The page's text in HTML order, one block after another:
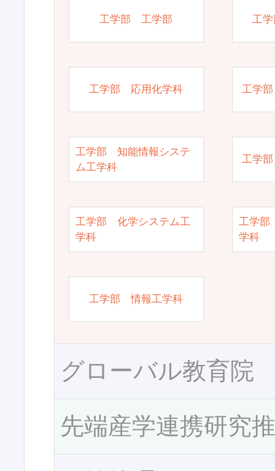
工学部 工学部 工
工学部 応用化学科 工学
工学部 知能情報システ
ム工学科
工学
工学部 化学システム工
学科
工学部
学科
工学部 情報工学科
グローバル教育院
先端産学連携研究